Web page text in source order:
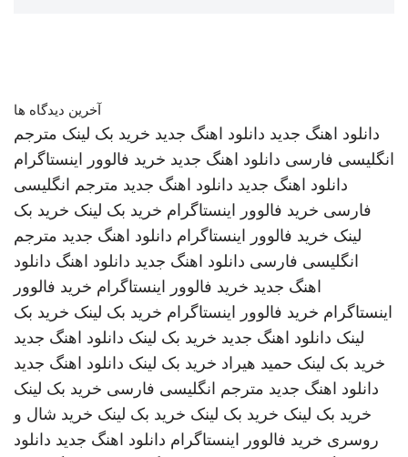
آخرین دیدگاه ها
دانلود اهنگ جدید دانلود اهنگ جدید خرید بک لینک مترجم
انگلیسی فارسی دانلود اهنگ جدید خرید فالوور اینستاگرام
دانلود اهنگ جدید دانلود اهنگ جدید مترجم انگلیسی
فارسی خرید فالوور اینستاگرام خرید بک لینک خرید بک
لینک خرید فالوور اینستاگرام دانلود اهنگ جدید مترجم
انگلیسی فارسی دانلود اهنگ جدید دانلود اهنگ دانلود
اهنگ جدید خرید فالوور اینستاگرام خرید فالوور
اینستاگرام خرید فالوور اینستاگرام خرید بک لینک خرید بک
لینک دانلود اهنگ جدید خرید بک لینک دانلود اهنگ جدید
خرید بک لینک حمید هیراد خرید بک لینک دانلود اهنگ جدید
دانلود اهنگ جدید مترجم انگلیسی فارسی خرید بک لینک
خرید بک لینک خرید بک لینک خرید بک لینک خرید شال و
روسری خرید فالوور اینستاگرام دانلود اهنگ جدید دانلود